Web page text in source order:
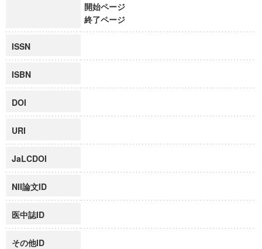
開始ページ
終了ページ
ISSN
ISBN
DOI
URI
JaLCDOI
NII論文ID
医中誌ID
その他ID